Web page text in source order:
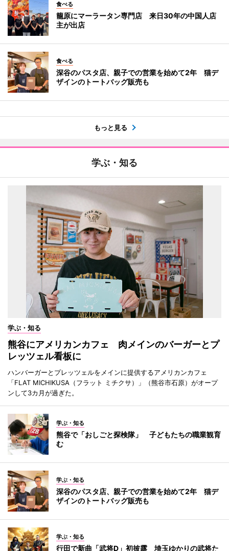
食べる
籠原にマーラータン専門店 来日30年の中国人店
主が出店
食べる
深谷のパスタ店、親子での営業を始めて2年 猫デ
ザインのトートバッグ販売も
もっと見る
学ぶ・知る
学ぶ・知る
熊谷にアメリカンカフェ 肉メインのバーガーとプ
レッツェル看板に
ハンバーガーとプレッツェルをメインに提供するアメリカンカフェ
「FLAT MICHIKUSA（フラット ミチクサ）」（熊谷市石原）がオープ
ンして3カ月が過ぎた。
学ぶ・知る
熊谷で「おしごと探検隊」 子どもたちの職業観育
む
学ぶ・知る
深谷のパスタ店、親子での営業を始めて2年 猫デ
ザインのトートバッグ販売も
学ぶ・知る
行田で新曲「武将D」初披露 埼玉ゆかりの武将た